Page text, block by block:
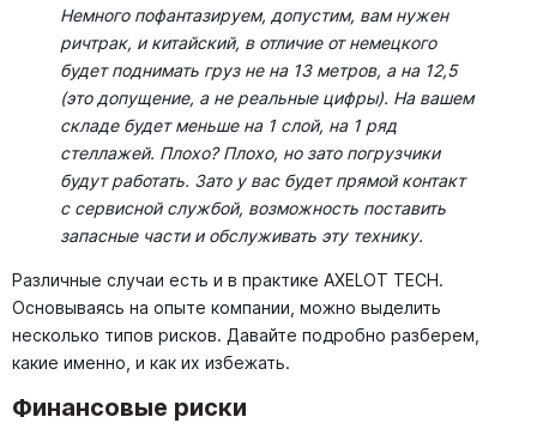
Немного пофантазируем, допустим, вам нужен
ричтрак, и китайский, в отличие от немецкого
будет поднимать груз не на 13 метров, а на 12,5
(это допущение, а не реальные цифры). На вашем
складе будет меньше на 1 слой, на 1 ряд
стеллажей. Плохо? Плохо, но зато погрузчики
будут работать. Зато у вас будет прямой контакт
с сервисной службой, возможность поставить
запасные части и обслуживать эту технику.
Различные случаи есть и в практике AXELOT TECH.
Основываясь на опыте компании, можно выделить
несколько типов рисков. Давайте подробно разберем,
какие именно, и как их избежать.
Финансовые риски